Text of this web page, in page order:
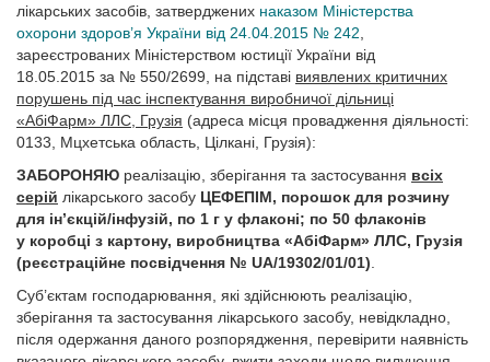
лікарських засобів, затверджених наказом Міністерства
охорони здоров’я України від 24.04.2015 № 242
зареєстрованих Міністерством юстиції України від
18.05.2015 за № 550/2699, на підставі виявлених критичних
порушень під час інспектування виробничої дільниці
«АбіФарм» ЛЛС, Грузія (адреса місця провадження діяльності:
0133, Мцхетська область, Цілкані, Грузія):
ЗАБОРОНЯЮ реалізацію, зберігання та застосування всіх
серій лікарського засобу ЦЕФЕПІМ, порошок для розчину
для ін’єкцій/інфузій, по 1 г у флаконі; по 50 флаконів
у коробці з картону, виробництва «АбіФарм» ЛЛС, Грузія
(реєстраційне посвідчення № UA/19302/01/01)
Суб’єктам господарювання, які здійснюють реалізацію,
зберігання та застосування лікарського засобу, невідкладно,
після одержання даного розпорядження, перевірити наявність